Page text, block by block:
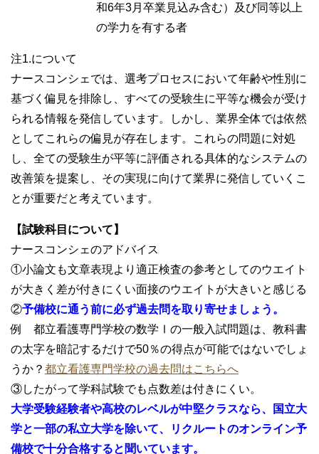
和6年3月卒業見込み含む）及び同等以上
の学力を有する者
注1.について
ナースコンシェでは、選考プロセスにおいて年齢や性別に
基づく偏見を排除し、すべての受験生に平等な機会が受け
られる情報を発信しています。しかし、業界全体では依然
としてこれらの偏見が存在します。これらの問題に対処
し、全ての受験生が平等に評価される具体的なシステムの
改善策を提案し、その実現に向けて業界に発信していくこ
とが重要だと考えています。
【試験科目について】
ナースコンシェのアドバイス
①小論文も文章表現より適正検査の参考としてのウエイト
が大きく差が付きにくい面接のウエイトが大きいと感じる
②予備校に通う前に必ず過去問を取り寄せましょう。
例 都立看護専門学校の数学Ⅰの一般入試問題は、教科書
の太字を暗記するだけで50％の得点が可能ではないでしょ
うか？ 都立看護専門学校の過去問はこちらへ
③したがって学科試験でも点数差は付きにくい。
大学受験経験者や高校のレベルが中堅クラスなら、国立大
学と一部の私立大学を除いて、リクルートのオンライン予
備校で十分合格すると聞いています。